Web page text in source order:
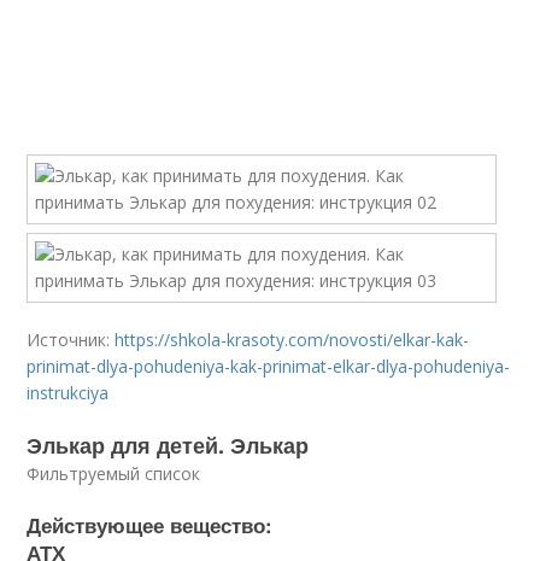
Источник:https://shkola-krasoty.com/novosti/elkar-kak-
prinimat-dlya-pohudeniya-kak-prinimat-elkar-dlya-pohudeniya-
instrukciya
Элькар для детей. Элькар
Фильтруемый список
Действующее вещество:
АТХ